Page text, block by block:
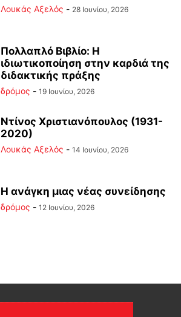
Λουκάς Αξελός - 28 Ιουνίου, 2026
Πολλαπλό Βιβλίο: Η
ιδιωτικοποίηση στην καρδιά της
διδακτικής πράξης
δρόμος - 19 Ιουνίου, 2026
Ντίνος Χριστιανόπουλος (1931-
2020)
Λουκάς Αξελός - 14 Ιουνίου, 2026
Η ανάγκη μιας νέας συνείδησης
δρόμος - 12 Ιουνίου, 2026